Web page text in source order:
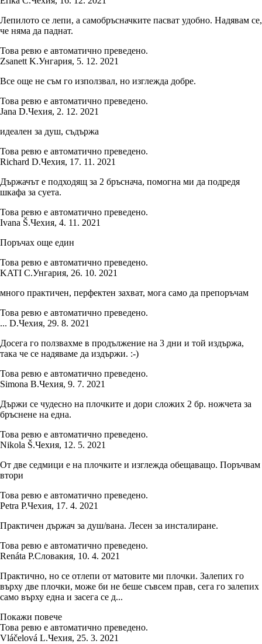
Лепилото се лепи, а самобръсначките пасват удобно. Надявам се,
че няма да паднат.
Това ревю е автоматично преведено.
Zsanett K.Унгария, 5. 12. 2021
Все още не съм го използвал, но изглежда добре.
Това ревю е автоматично преведено.
Jana D.Чехия, 2. 12. 2021
идеален за душ, съдържа
Това ревю е автоматично преведено.
Richard D.Чехия, 17. 11. 2021
Държачът е подходящ за 2 бръснача, помогна ми да подредя
шкафа за суета.
Това ревю е автоматично преведено.
Ivana Š.Чехия, 4. 11. 2021
Поръчах още един
Това ревю е автоматично преведено.
KATI C.Унгария, 26. 10. 2021
много практичен, перфектен захват, мога само да препоръчам
Това ревю е автоматично преведено.
... D.Чехия, 29. 8. 2021
Досега го ползвахме в продължение на 3 дни и той издържа,
така че се надяваме да издържи. :-)
Това ревю е автоматично преведено.
Simona B.Чехия, 9. 7. 2021
Държи се чудесно на плочките и дори сложих 2 бр. ножчета за
бръснене на една.
Това ревю е автоматично преведено.
Nikola Š.Чехия, 12. 5. 2021
От две седмици е на плочките и изглежда обещаващо. Поръчвам
втори
Това ревю е автоматично преведено.
Petra P.Чехия, 17. 4. 2021
Практичен държач за душ/вана. Лесен за инсталиране.
Това ревю е автоматично преведено.
Renáta P.Словакия, 10. 4. 2021
Практично, но се отлепи от матовите ми плочки. Залепих го
върху две плочки, може би не беше съвсем прав, сега го залепих
само върху една и засега се д...
Покажи повече
Това ревю е автоматично преведено.
Vláčelová L.Чехия, 25. 3. 2021